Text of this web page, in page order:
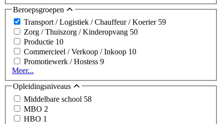
Beroepsgroepen
Transport / Logistiek / Chauffeur / Koerier 59
Zorg / Thuiszorg / Kinderopvang 50
Productie 10
Commercieel / Verkoop / Inkoop 10
Promotiewerk / Hostess 9
Meer...
Opleidingsniveaus
Middelbare school 58
MBO 2
HBO 1